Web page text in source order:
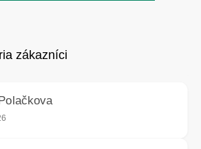
obchodu je 5 z 5 hviezdičiek.